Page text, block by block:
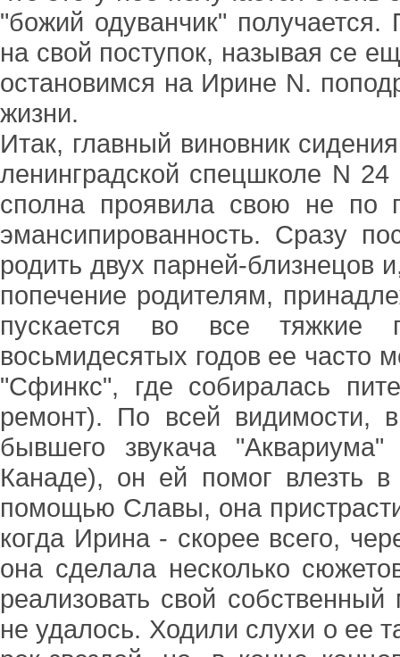
"божий одуванчик"
на свой поступок, называя се
остановимся на Ирине N.
жизни.
Итак, главный виновник
ленинградской спецшколе N
сполна проявила свою не по
эмансипированность. Сразу
родить двух парней-близнецов
попечение родителям,
пускается во все тяжкие
восьмидесятых годов ее часто
"Сфинкс", где собиралась
ремонт). По всей видимости,
бывшего звукача
Канаде), он ей помог влезть
помощью Славы, она
когда Ирина - скорее всего,
она сделала несколько
реализовать свой
не удалось. Ходили слухи о ее